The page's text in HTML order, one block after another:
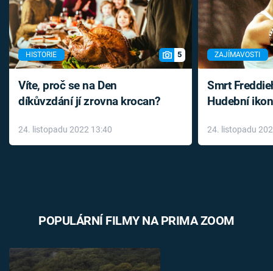
HISTORIE 5
Víte, proč se na Den
díkůvzdání jí zrovna krocan?
24. listopadu 2022 13:40
ZAJÍMAVOSTI
Smrt
Hudební
léky
24. listopadu
POPULÁRNÍ FILMY NA PRIMA ZOOM